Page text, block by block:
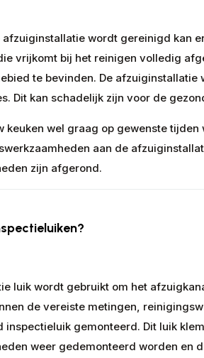
afzuiginstallatie wordt gereinigd kan
vrijkomt bij het reinigen volledig
te bevinden. De
Dit kan schadelijk zijn voor de
keuken wel graag op gewenste
aan de
zijn afgerond.
luik wordt gebruikt om het
de vereiste metingen,
inspectieluik gemonteerd. Dit luik
weer gedemonteerd worden en